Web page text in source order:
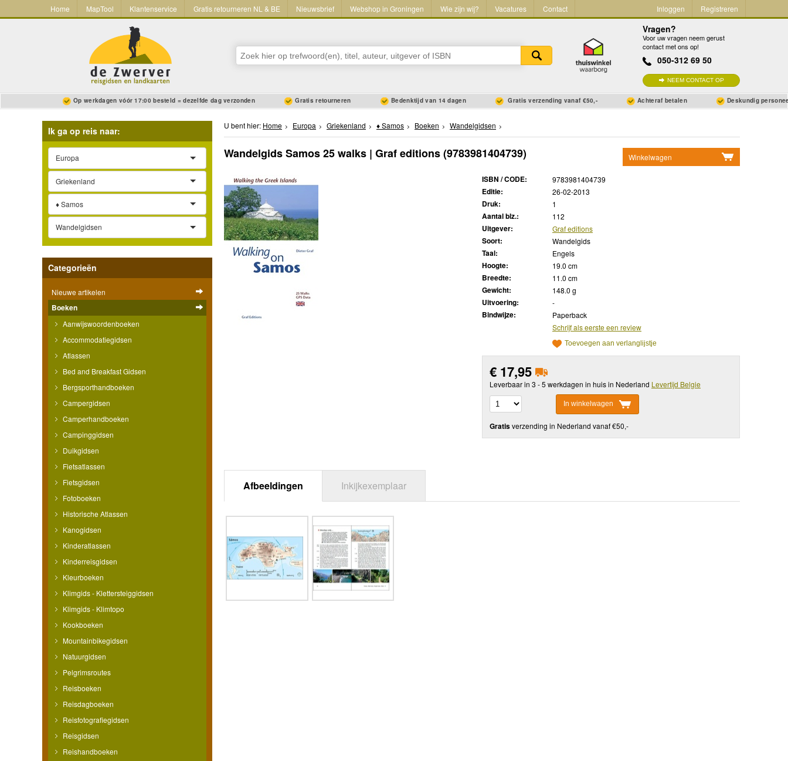
Home MapTool Klantenservice Gratis retourneren NL & BE Nieuwsbrief Webshop in Groningen Wie zijn wij? Vacatures Contact Inloggen Registreren
Vragen?
Voor uw vragen neem gerust
contact met ons op!
050-312 69 50
NEEM CONTACT OP
Op werkdagen vóór 17:00 besteld = dezelfde dag verzonden Gratis retourneren Bedenktijd van 14 dagen Gratis verzending vanaf €50,- Achteraf betalen Deskundig
Ik ga op reis naar:
Europa
Griekenland
♦ Samos
Wandelgidsen
Categorieën
Nieuwe artikelen
Boeken
Aanwijswoordenboeken
Accommodatiegidsen
Atlassen
Bed and Breakfast Gidsen
Bergsporthandboeken
Campergidsen
Camperhandboeken
Campinggidsen
Duikgidsen
Fietsatlassen
Fietsgidsen
Fotoboeken
Historische Atlassen
Kanogidsen
Kinderatlassen
Kinderreisgidsen
Kleurboeken
Klimgids - Klettersteiggidsen
Klimgids - Klimtopo
Kookboeken
Mountainbikegidsen
Natuurgidsen
Pelgrimsroutes
Reisboeken
Reisdagboeken
Reisfotografiegidsen
Reisgidsen
Reishandboeken
U bent hier: Home Europa Griekenland ♦ Samos Boeken Wandelgidsen
Winkelwagen
Wandelgids Samos 25 walks | Graf editions(9783981404739)
ISBN / CODE: 9783981404739
Editie: 26-02-2013
Druk: 1
Aantal blz.: 112
Uitgever: Graf editions
Soort: Wandelgids
Taal: Engels
Hoogte: 19.0 cm
Breedte: 11.0 cm
Gewicht: 148.0 g
Uitvoering: -
Bindwijze:
Paperback
Schrijf als eerste een review
Toevoegen aan verlanglijstje
€ 17,95
Leverbaar in 3 - 5 werkdagen in huis in Nederland Levertijd Belgie
In winkelwagen
Gratisverzending in Nederland vanaf €50,-
Afbeeldingen Inkijkexemplaar